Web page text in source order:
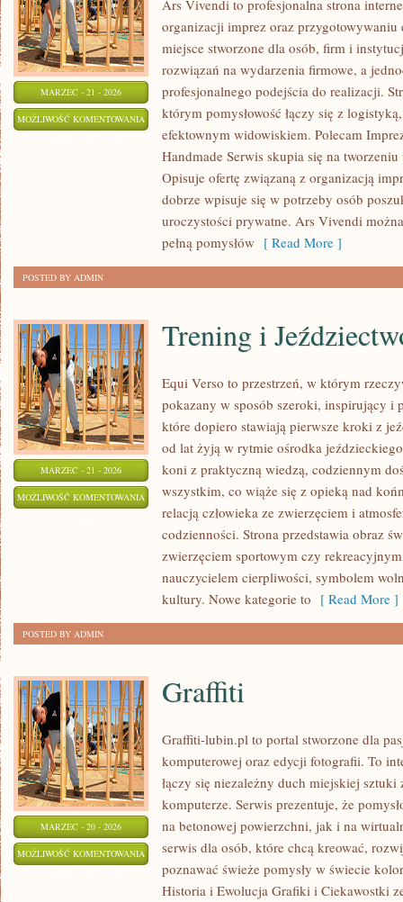
MARZEC - 21 - 2026
MOŻLIWOŚĆ KOMENTOWANIA FOTOGRAFIA
WIDEO
Ars Vivendi to profesjonalna strona
organizacji imprez oraz przygotowywaniu
miejsce stworzone dla osób, firm i
rozwiązań na wydarzenia firmowe, a
profesjonalnego podejścia do realizacji.
którym pomysłowość łączy się z
efektownym widowiskiem. Polecam
Handmade Serwis skupia się na
Opisuje ofertę związaną z organizacją
dobrze wpisuje się w potrzeby osób
uroczystości prywatne. Ars Vivendi
pełną pomysłów [ Read More ]
POSTED BY ADMIN
MARZEC - 21 - 2026
MOŻLIWOŚĆ KOMENTOWANIA TRENING
JEŹDZIECTWO
Trening i
Equi Verso to przestrzeń, w którym
pokazany w sposób szeroki, inspirujący i
które dopiero stawiają pierwsze kroki z
od lat żyją w rytmie ośrodka
koni z praktyczną wiedzą, codziennym
wszystkim, co wiąże się z opieką nad
relacją człowieka ze zwierzęciem i
codzienności. Strona przedstawia obraz
zwierzęciem sportowym czy
nauczycielem cierpliwości, symbolem
kultury. Nowe kategorie to [ Read More ]
POSTED BY ADMIN
MARZEC - 20 - 2026
MOŻLIWOŚĆ KOMENTOWANIA GRAFFITI
Graffiti
Graffiti-lubin.pl to portal stworzone dla
komputerowej oraz edycji fotografii. To
łączy się niezależny duch miejskiej
komputerze. Serwis prezentuje, że
na betonowej powierzchni, jak i na
serwis dla osób, które chcą kreować,
poznawać świeże pomysły w świecie
Historia i Ewolucja Grafiki i Ciekawostki